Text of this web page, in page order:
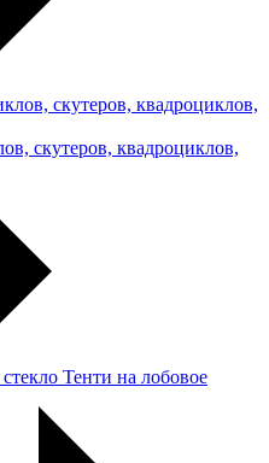
скутеров, квадроциклов,
Тенти на лобовое